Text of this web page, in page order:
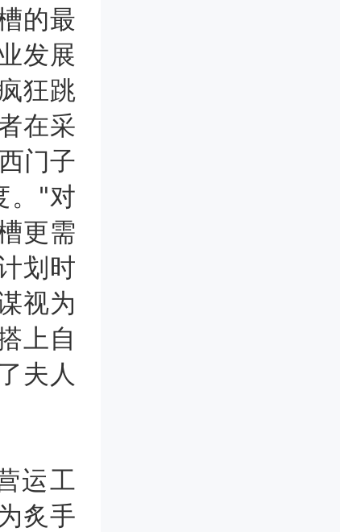
的最
发展
狂跳
在采
门子
。"对
更需
划时
视为
上自
夫人
运工
炙手